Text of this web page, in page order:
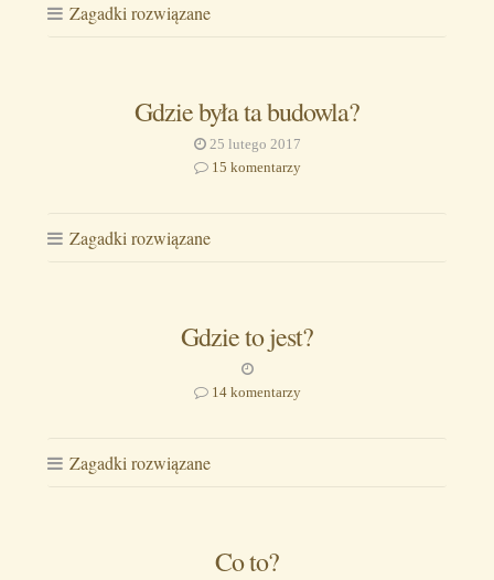
Zagadki rozwiązane
Gdzie była ta budowla?
25 lutego 2017
15 komentarzy
Zagadki rozwiązane
Gdzie to jest?
14 komentarzy
Zagadki rozwiązane
Co to?